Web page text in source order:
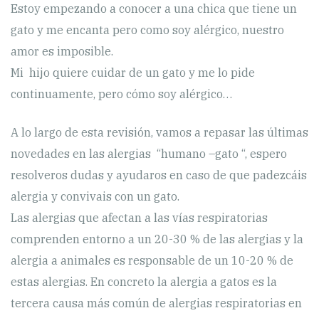
Estoy empezando a conocer a una chica que tiene un
gato y me encanta pero como soy alérgico, nuestro
amor es imposible.
Mi hijo quiere cuidar de un gato y me lo pide
continuamente, pero cómo soy alérgico…
A lo largo de esta revisión, vamos a repasar las últimas
novedades en las alergias “humano –gato “, espero
resolveros dudas y ayudaros en caso de que padezcáis
alergia y convivais con un gato.
Las alergias que afectan a las vías respiratorias
comprenden entorno a un 20-30 % de las alergias y la
alergia a animales es responsable de un 10-20 % de
estas alergias. En concreto la alergia a gatos es la
tercera causa más común de alergias respiratorias en